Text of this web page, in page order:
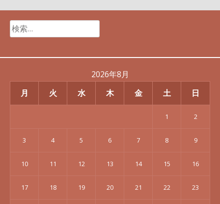
ナ
ビ
ー
ョ
ン
検
索:
2026年8月
月
火 水 木 金 土 日
1 2
3 4 5 6 7 8 9
10 11 12 13 14 15 16
17 18 19 20 21 22 23